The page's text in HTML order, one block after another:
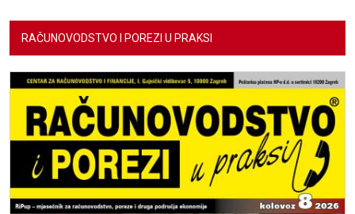
RAČUNOVODSTVO I POREZI U PRAKSI